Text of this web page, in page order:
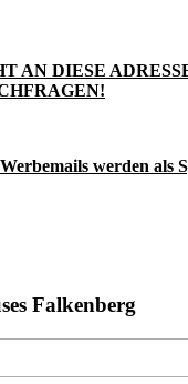
AN DIESE
werden als
Falkenberg